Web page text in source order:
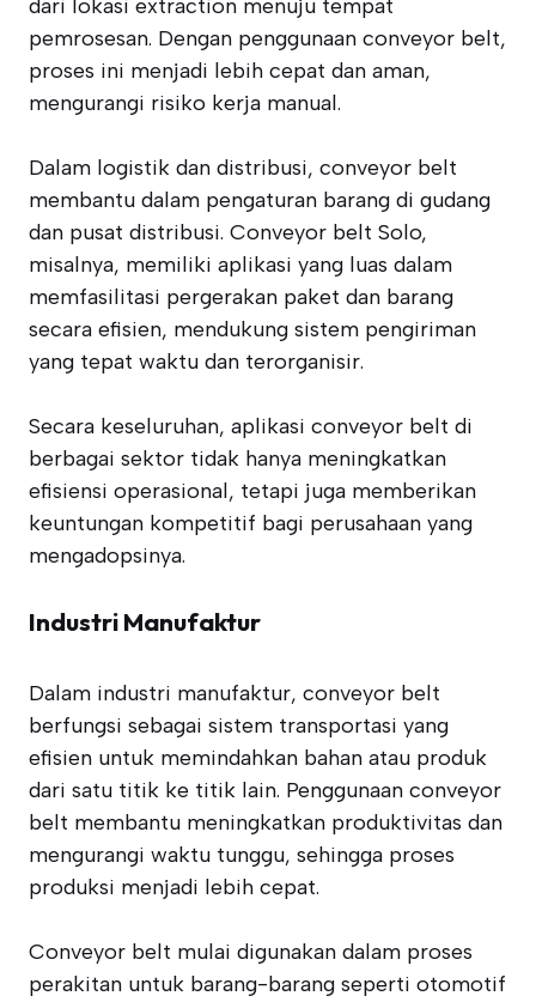
dari lokasi extraction menuju tempat
pemrosesan. Dengan penggunaan conveyor belt,
proses ini menjadi lebih cepat dan aman,
mengurangi risiko kerja manual.
Dalam logistik dan distribusi, conveyor belt
membantu dalam pengaturan barang di gudang
dan pusat distribusi. Conveyor belt Solo,
misalnya, memiliki aplikasi yang luas dalam
memfasilitasi pergerakan paket dan barang
secara efisien, mendukung sistem pengiriman
yang tepat waktu dan terorganisir.
Secara keseluruhan, aplikasi conveyor belt di
berbagai sektor tidak hanya meningkatkan
efisiensi operasional, tetapi juga memberikan
keuntungan kompetitif bagi perusahaan yang
mengadopsinya.
Industri Manufaktur
Dalam industri manufaktur, conveyor belt
berfungsi sebagai sistem transportasi yang
efisien untuk memindahkan bahan atau produk
dari satu titik ke titik lain. Penggunaan conveyor
belt membantu meningkatkan produktivitas dan
mengurangi waktu tunggu, sehingga proses
produksi menjadi lebih cepat.
Conveyor belt mulai digunakan dalam proses
perakitan untuk barang-barang seperti otomotif